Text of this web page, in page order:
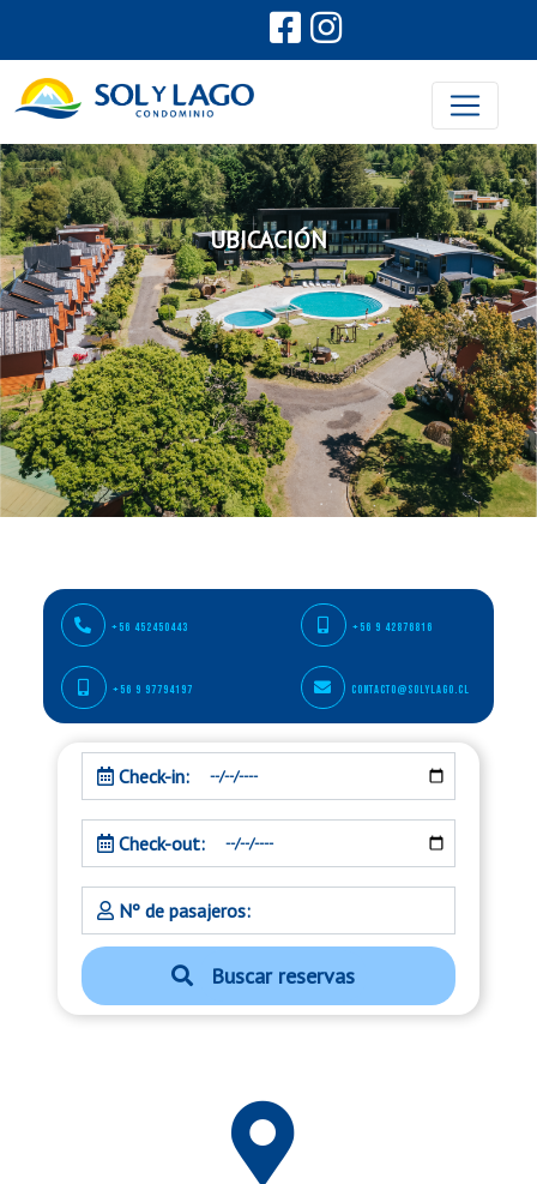
UBICACIÓN
+56 452450443
+56 9 97794197
+56 9 42876816
contacto@solylago.cl
Check-in:
Check-out:
Nº de pasajeros:
Buscar reservas